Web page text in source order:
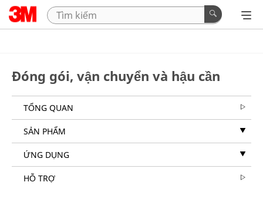
Close
Đóng gói, vận chuyển và hậu cần
TỔNG QUAN
SẢN PHẨM
ỨNG DỤNG
HỖ TRỢ